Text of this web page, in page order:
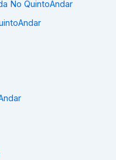
No QuintoAndar